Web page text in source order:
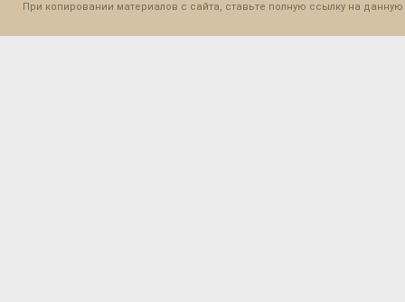
При копировании материалов с сайта, ставьте полную ссылку на